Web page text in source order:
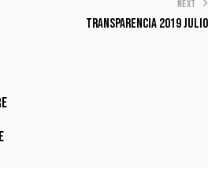
NEXT
Transparencia 2019 Julio